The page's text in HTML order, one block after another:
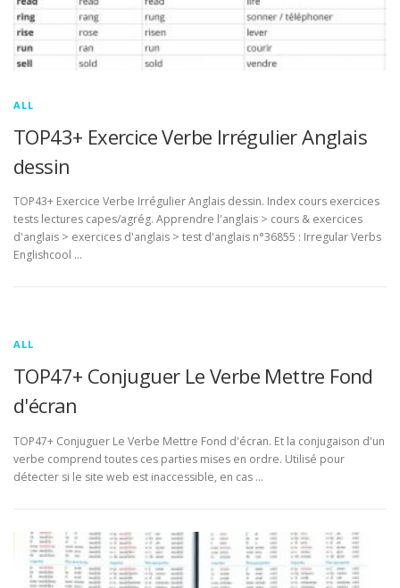
ALL
TOP43+ Exercice Verbe Irrégulier Anglais
dessin
TOP43+ Exercice Verbe Irrégulier Anglais dessin. Index cours exercices
tests lectures capes/agrég. Apprendre l'anglais > cours & exercices
d'anglais > exercices d'anglais > test d'anglais n°36855 : Irregular Verbs
Englishcool …
ALL
TOP47+ Conjuguer Le Verbe Mettre Fond
d'écran
TOP47+ Conjuguer Le Verbe Mettre Fond d'écran. Et la conjugaison d'un
verbe comprend toutes ces parties mises en ordre. Utilisé pour
détecter si le site web est inaccessible, en cas …